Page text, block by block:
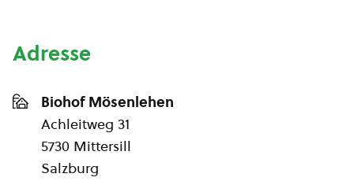
Adresse
Biohof Mösenlehen
Achleitweg 31
5730 Mittersill
Salzburg